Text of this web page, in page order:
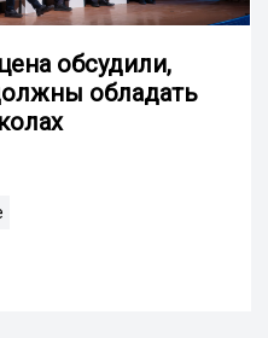
обсудили,
обладать